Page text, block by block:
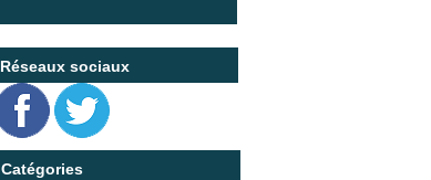
Réseaux sociaux
Catégories